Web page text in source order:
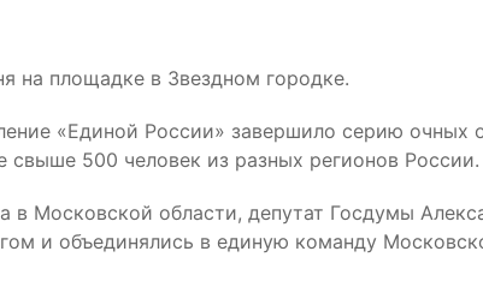
на площадке в Звездном городке.
«Единой России» завершило серию очных
свыше 500 человек из разных регионов России.
в Московской области, депутат Госдумы
и объединялись в единую команду